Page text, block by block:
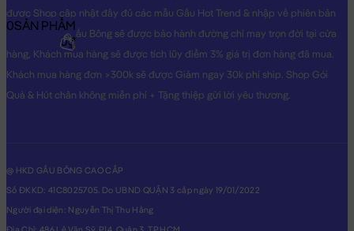
được Shop cập nhật đầy đủ các mẫu Gấu Hot Trend & nhập về phiên bản
Original nhất. Gấu Bông sẽ được bảo hành đường chỉ may trọn đời tại cửa
hàng, Khách mua hàng sẽ được tích lũy điểm 3% giá trị đơn hàng đã mua.
Khách mua hàng đơn >300k sẽ được Giảm ngay 30k phí ship. Shop Gói
Quà & Hút chân không miễn phí + Tặng thiệp gửi lời yêu thương.
@ HKD GẤU BÔNG CAO CẤP
Số ĐKKD: 41C8025705. Do UBND QUẬN 3 cấp ngày 19/01/2022
Người đại diện: Nguyễn Thị Thu Hằng
0SẢN PHẨM
0₫